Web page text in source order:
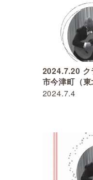
2024.7.4
2024.7.20 ク
市今津町（東